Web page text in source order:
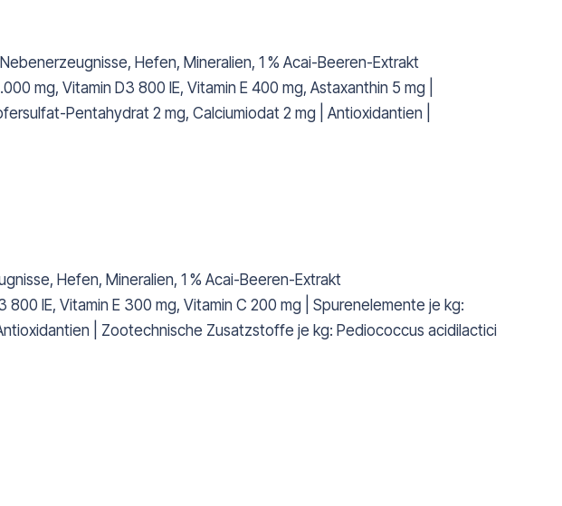
Hefen, Mineralien, 1 % Acai-Beeren-Extrakt
mg, Vitamin D3 800 IE, Vitamin E 400 mg, Astaxanthin 5 mg |
Pentahydrat 2 mg, Calciumiodat 2 mg | Antioxidantien |
Hefen, Mineralien, 1 % Acai-Beeren-Extrakt
IE, Vitamin E 300 mg, Vitamin C 200 mg | Spurenelemente je kg:
| Zootechnische Zusatzstoffe je kg: Pediococcus acidilactici